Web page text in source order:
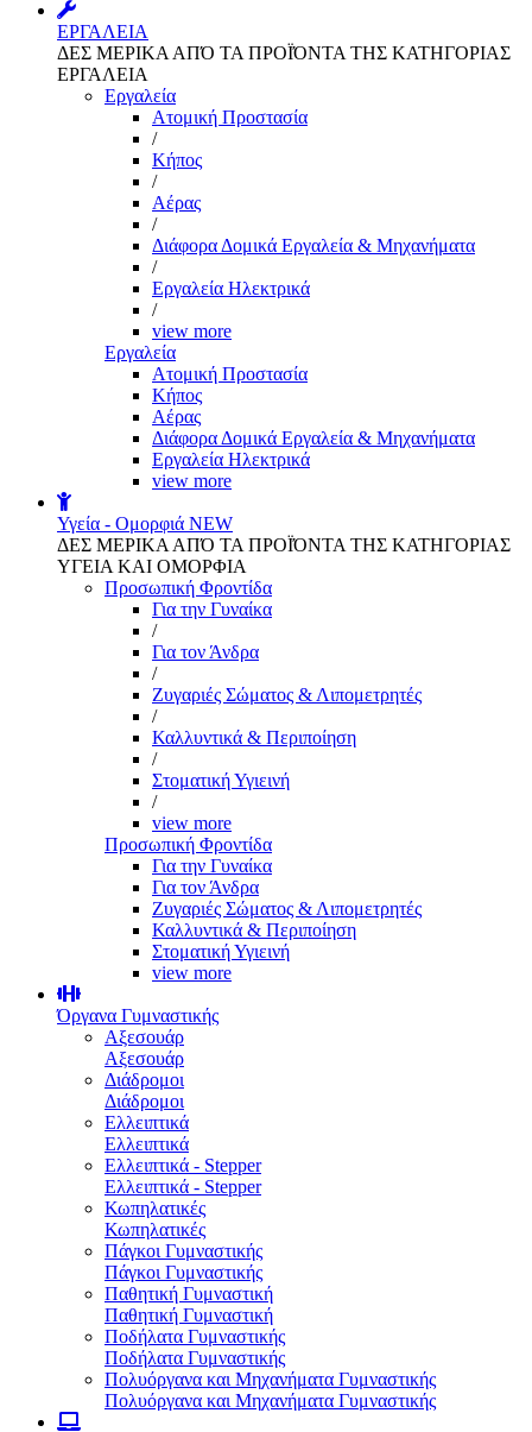
ΕΡΓΑΛΕΙΑ
ΔΕΣ ΜΕΡΙΚΑ ΑΠΌ ΤΑ ΠΡΟΪΌΝΤΑ ΤΗΣ ΚΑΤΗΓΟΡΙΑΣ
ΕΡΓΑΛΕΙΑ
Εργαλεία
Aτομική Προστασία
/
Kήπος
/
Αέρας
/
Διάφορα Δομικά Εργαλεία & Μηχανήματα
/
Εργαλεία Ηλεκτρικά
/
view more
Εργαλεία
Aτομική Προστασία
Kήπος
Αέρας
Διάφορα Δομικά Εργαλεία & Μηχανήματα
Εργαλεία Ηλεκτρικά
view more
Υγεία - Ομορφιά NEW
ΔΕΣ ΜΕΡΙΚΑ ΑΠΌ ΤΑ ΠΡΟΪΌΝΤΑ ΤΗΣ ΚΑΤΗΓΟΡΙΑΣ
ΥΓΕΙΑ ΚΑΙ ΟΜΟΡΦΙΑ
Προσωπική Φροντίδα
Για την Γυναίκα
/
Για τον Άνδρα
/
Ζυγαριές Σώματος & Λιπομετρητές
/
Καλλυντικά & Περιποίηση
/
Στοματική Υγιεινή
/
view more
Προσωπική Φροντίδα
Για την Γυναίκα
Για τον Άνδρα
Ζυγαριές Σώματος & Λιπομετρητές
Καλλυντικά & Περιποίηση
Στοματική Υγιεινή
view more
Όργανα Γυμναστικής
Αξεσουάρ
Αξεσουάρ
Διάδρομοι
Διάδρομοι
Ελλειπτικά
Ελλειπτικά
Ελλειπτικά - Stepper
Ελλειπτικά - Stepper
Κωπηλατικές
Κωπηλατικές
Πάγκοι Γυμναστικής
Πάγκοι Γυμναστικής
Παθητική Γυμναστική
Παθητική Γυμναστική
Ποδήλατα Γυμναστικής
Ποδήλατα Γυμναστικής
Πολυόργανα και Μηχανήματα Γυμναστικής
Πολυόργανα και Μηχανήματα Γυμναστικής